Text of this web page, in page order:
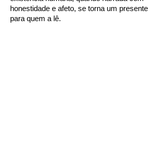
honestidade e afeto, se torna um presente
para quem a lê.